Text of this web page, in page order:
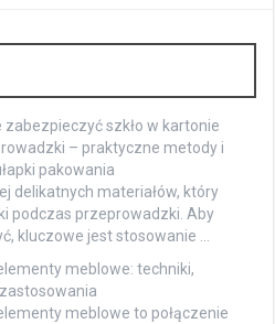
szkło w kartonie
– praktyczne metody i
pakowania
delikatnych materiałów, który
podczas przeprowadzki. Aby
kluczowe jest stosowanie …
meblowe: techniki,
meblowe to połączenie